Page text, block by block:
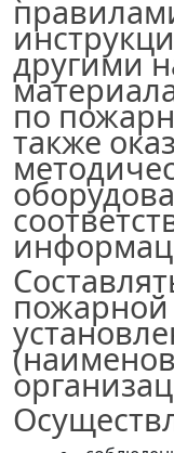
другими
по
также
пожарной